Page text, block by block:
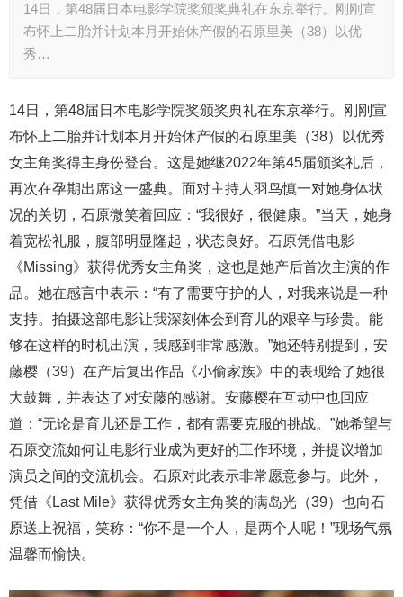
14日，第48届日本电影学院奖颁奖典礼在东京举行。刚刚宣
布怀上二胎并计划本月开始休产假的石原里美（38）以优
秀…
14日，第48届日本电影学院奖颁奖典礼在东京举行。刚刚宣
布怀上二胎并计划本月开始休产假的石原里美（38）以优秀
女主角奖得主身份登台。这是她继2022年第45届颁奖礼后，
再次在孕期出席这一盛典。面对主持人羽鸟慎一对她身体状
况的关切，石原微笑着回应：“我很好，很健康。”当天，她身
着宽松礼服，腹部明显隆起，状态良好。石原凭借电影
《Missing》获得优秀女主角奖，这也是她产后首次主演的作
品。她在感言中表示：“有了需要守护的人，对我来说是一种
支持。拍摄这部电影让我深刻体会到育儿的艰辛与珍贵。能
够在这样的时机出演，我感到非常感激。”她还特别提到，安
藤樱（39）在产后复出作品《小偷家族》中的表现给了她很
大鼓舞，并表达了对安藤的感谢。安藤樱在互动中也回应
道：“无论是育儿还是工作，都有需要克服的挑战。”她希望与
石原交流如何让电影行业成为更好的工作环境，并提议增加
演员之间的交流机会。石原对此表示非常愿意参与。此外，
凭借《Last Mile》获得优秀女主角奖的满岛光（39）也向石
原送上祝福，笑称：“你不是一个人，是两个人呢！”现场气氛
温馨而愉快。